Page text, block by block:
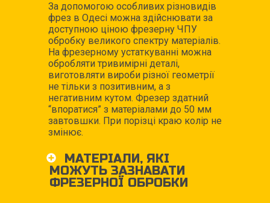
За допомогою особливих різновидів
фрез в Одесі можна здійснювати за
доступною ціною фрезерну ЧПУ
обробку великого спектру матеріалів.
На фрезерному устаткуванні можна
обробляти тривимірні деталі,
виготовляти вироби різної геометрії
не тільки з позитивним, а з
негативним кутом. Фрезер здатний
“впоратися” з матеріалами до 50 мм
завтовшки. При порізці краю колір не
змінює.
МАТЕРІАЛИ, ЯКІ
МОЖУТЬ ЗАЗНАВАТИ
ФРЕЗЕРНОЇ ОБРОБКИ